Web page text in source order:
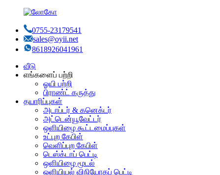
0755-23179541
sales@oyii.net
8618926041961
வீடு
எங்களைப் பற்றி
ஓயி பற்றி
பிராண்ட் கருத்து
தயாரிப்புகள்
அடாப்டர் & கனெக்டர்
அட்டென்யூவேட்டர்
ஒளியிழை கூட்டமைப்புகள்
உட்புற கேபிள்
வெளிப்புற கேபிள்
டெஸ்க்டாப் பெட்டி
ஒளியிழை மூடல்
ஒளியியல் விநியோகப் பெட்டி